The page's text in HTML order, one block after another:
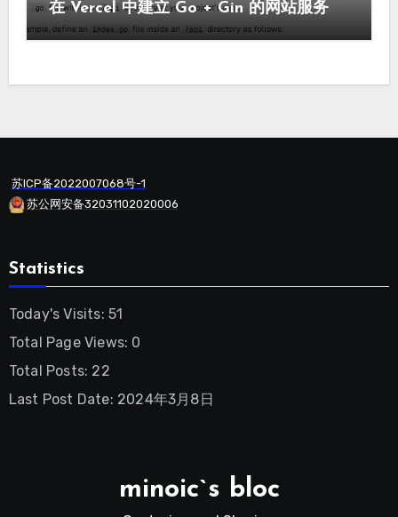
在 Vercel 中建立 Go + Gin 的网站服务
苏ICP备2022007068号-1
苏公网安备32031102020006
Statistics
Today's Visits: 51
Total Page Views: 0
Total Posts: 22
Last Post Date: 2024年3月8日
minoic`s bloc